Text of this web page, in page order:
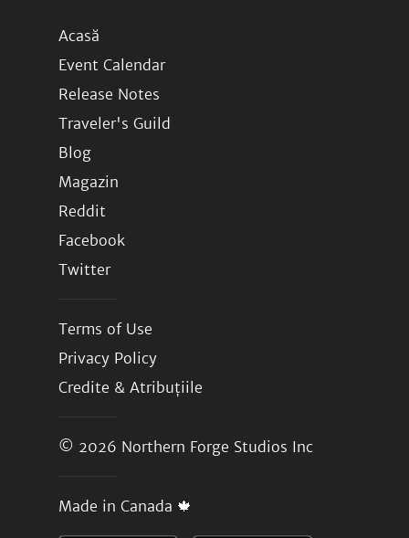
Acasă
Event Calendar
Release Notes
Traveler's Guild
Blog
Magazin
Reddit
Facebook
Twitter
Terms of Use
Privacy Policy
Credite & Atribuțiile
© 2026 Northern Forge Studios Inc
Made in Canada 🍁